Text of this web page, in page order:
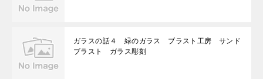
ガラスの話４ 緑のガラス ブラスト工房 サンド
ブラスト ガラス彫刻